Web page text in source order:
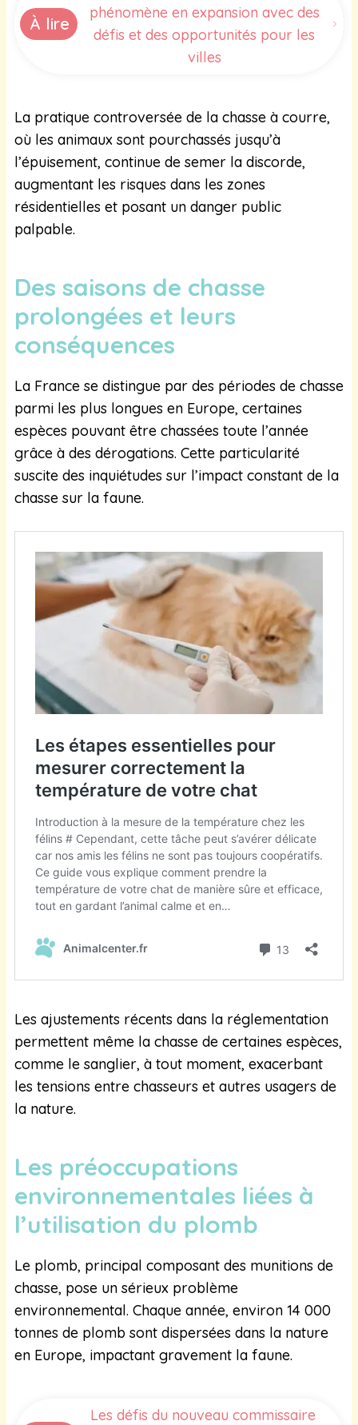
À lire
phénomène en expansion avec des
défis et des opportunités pour les
villes
La pratique controversée de la chasse à courre,
où les animaux sont pourchassés jusqu’à
l’épuisement, continue de semer la discorde,
augmentant les risques dans les zones
résidentielles et posant un danger public
palpable.
Des saisons de chasse
prolongées et leurs
conséquences
La France se distingue par des périodes de chasse
parmi les plus longues en Europe, certaines
espèces pouvant être chassées toute l’année
grâce à des dérogations. Cette particularité
suscite des inquiétudes sur l’impact constant de la
chasse sur la faune.
Les ajustements récents dans la réglementation
permettent même la chasse de certaines espèces,
comme le sanglier, à tout moment, exacerbant
les tensions entre chasseurs et autres usagers de
la nature.
Les préoccupations
environnementales liées à
l’utilisation du plomb
Le plomb, principal composant des munitions de
chasse, pose un sérieux problème
environnemental. Chaque année, environ 14 000
tonnes de plomb sont dispersées dans la nature
en Europe, impactant gravement la faune.
Les défis du nouveau commissaire